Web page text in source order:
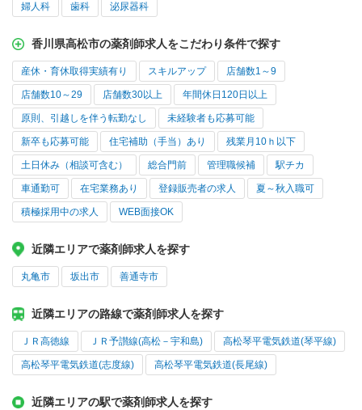
婦人科 歯科 泌尿器科
香川県高松市の薬剤師求人をこだわり条件で探す
産休・育休取得実績有り スキルアップ 店舗数1～9
店舗数10～29 店舗数30以上 年間休日120日以上
原則、引越しを伴う転勤なし 未経験者も応募可能
新卒も応募可能 住宅補助（手当）あり 残業月10ｈ以下
土日休み（相談可含む） 総合門前 管理職候補 駅チカ
車通勤可 在宅業務あり 登録販売者の求人 夏～秋入職可
積極採用中の求人 WEB面接OK
近隣エリアで薬剤師求人を探す
丸亀市 坂出市 善通寺市
近隣エリアの路線で薬剤師求人を探す
ＪＲ高徳線 ＪＲ予讃線(高松－宇和島) 高松琴平電気鉄道(琴平線)
高松琴平電気鉄道(志度線) 高松琴平電気鉄道(長尾線)
近隣エリアの駅で薬剤師求人を探す